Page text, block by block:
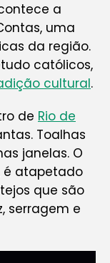
a
uma
da região.
católicos,
cultural.
de Rio de
Toalhas
janelas. O
é atapetado
que são
serragem e